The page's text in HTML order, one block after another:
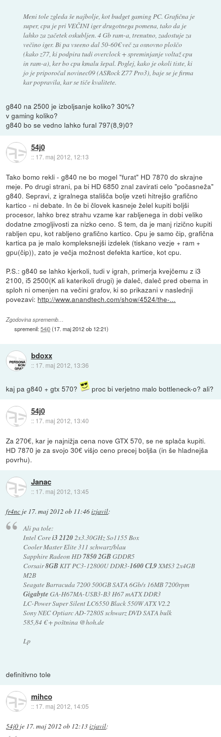
Meni tole zgleda še najbolje, kot budget gaming PC. Grafična je
super, cpu je pri VEČINI iger drugotnega pomena, tako da je
lahko za začetek oskubljen. 4 Gb ram-a, trenutno, zadostuje za
večino iger. Bi pa vseeno dal 50-60€ več za osnovno ploščo
(kako z77, ki podpira tudi overclock + spreminjanje voltaž cpu
in ram-a), ker bo cpu kmalu šepal. Poglej, kako je okoli tiste, ki
jo je priporočal novinec09 (ASRock Z77 Pro3), baje se je firma
kar popravila, kar se tiče kvalitete.
g840 na 2500 je izboljsanje koliko? 30%?
v gaming koliko?
g840 bo se vedno lahko fural 797(8,9)0?
54j0
:: 17. maj 2012, 12:13
Tako bomo rekli - g840 ne bo mogel "furat" HD 7870 do skrajne
meje. Po drugi strani, pa bi HD 6850 znal zavirati celo "počasneža"
g840. Sepravi, z igralnega stališča bolje vzeti hitrejšo grafično
kartico - ni debate. In če bi človek kasneje želel kupiti boljši
procesor, lahko brez strahu vzame kar rabljenega in dobi veliko
dodatne zmogljivosti za nizko ceno. S tem, da je manj rizično kupiti
rabljen cpu, kot rabljeno grafično kartico. Cpu je samo čip, grafična
kartica pa je malo kompleksnejši izdelek (tiskano vezje + ram +
gpu(čip)), zato je večja možnost defekta kartice, kot cpu.
P.S.: g840 se lahko kjerkoli, tudi v igrah, primerja kvejčemu z i3
2100, i5 2500(K ali katerikoli drugi) je daleč, daleč pred obema in
sploh ni omenjen na večini grafov, ki so prikazani v naslednji
povezavi: http://www.anandtech.com/show/4524/the-...
Zgodovina sprememb…
spremenil:54j0(17. maj 2012 ob 12:21)
bdoxx
:: 17. maj 2012, 13:36
kaj pa g840 + gtx 570? proc bi verjetno malo bottleneck-o? ali?
54j0
:: 17. maj 2012, 13:40
Za 270€, kar je najnižja cena nove GTX 570, se ne splača kupiti.
HD 7870 je za svojo 30€ višjo ceno precej boljša (in še hladnejša
povrhu).
Janac
:: 17. maj 2012, 13:45
fr4nc je 17. maj 2012 ob 11:46izjavil:
Ali pa tole:
Intel Corei3 21202x3.30GHz So1155 Box
Cooler Master Elite 311 schwarz/blau
Sapphire Radeon HD 7850 2GBGDDR5
Corsair8GBKIT PC3-12800U DDR3-1600 CL9XMS3 2x4GB
M2B
Seagate Barracuda 7200 500GB SATA 6Gb/s 16MB 7200rpm
GigabyteGA-H67MA-USB3-B3 H67 mATX DDR3
LC-Power Super Silent LC6550 Black 550W ATX V2.2
Sony NEC Optiarc AD-7280S schwarz DVD SATA bulk
585,84 € + poštnina @hoh.de
Lp
definitivno tole
mihco
:: 17. maj 2012, 14:05
54j0 je 17. maj 2012 ob 12:13izjavil: